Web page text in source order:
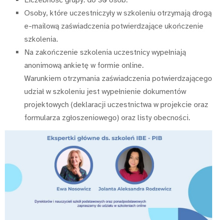
Osoby, które uczestniczyły w szkoleniu otrzymają drogą
e-mailową zaświadczenia potwierdzające ukończenie
szkolenia.
Na zakończenie szkolenia uczestnicy wypełniają
anonimową ankietę w formie online.
Warunkiem otrzymania zaświadczenia potwierdzającego
udział w szkoleniu jest wypełnienie dokumentów
projektowych (deklaracji uczestnictwa w projekcie oraz
formularza zgłoszeniowego) oraz listy obecności.